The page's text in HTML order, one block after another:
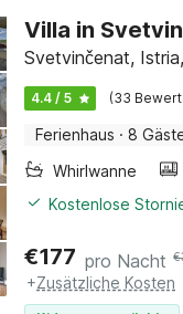
Villa in
Svetvinčenat,
4.4 / 5 (33
Ferienhaus · 8
Whirlwanne
Kostenlose
€177 pro Nacht €
+Zusätzliche Kosten